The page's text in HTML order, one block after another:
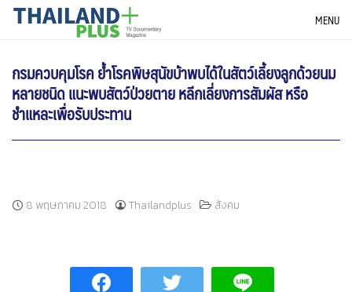
SkipTHAILANDPLUS NEWS MENU
กรมควบคุมโรค ย้ำโรคพิษสุนัขบ้าพบได้ในสัตว์เลี้ยงลูกด้วยนม
หลายชนิด แนะพบสัตว์ป่วยตาย หลีกเลี่ยงการสัมผัส หรือ
ชำแหละเพื่อรับประทาน
8 พฤษภาคม 2018 Thailandplus สังคม